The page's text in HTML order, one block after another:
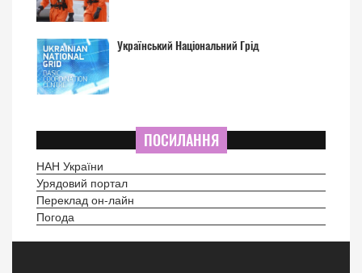
Український Національний Грід
ПОСИЛАННЯ
НАН України
Урядовий портал
Переклад он-лайн
Погода